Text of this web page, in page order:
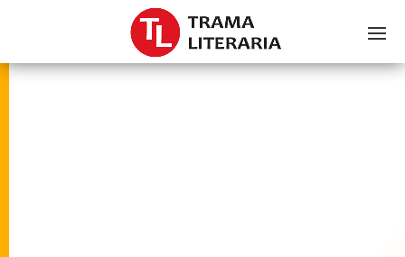
Class Not Found: HMWP_Controllers_Log